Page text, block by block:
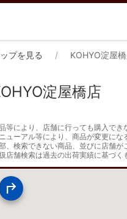
プを見る KOHYO淀屋
淀屋橋店
等により、店舗に行っても購入でき
ューアル等により、商品が変更にな
、検索できない商品、並びに店舗が
店舗検索は過去の出荷実績に基づ